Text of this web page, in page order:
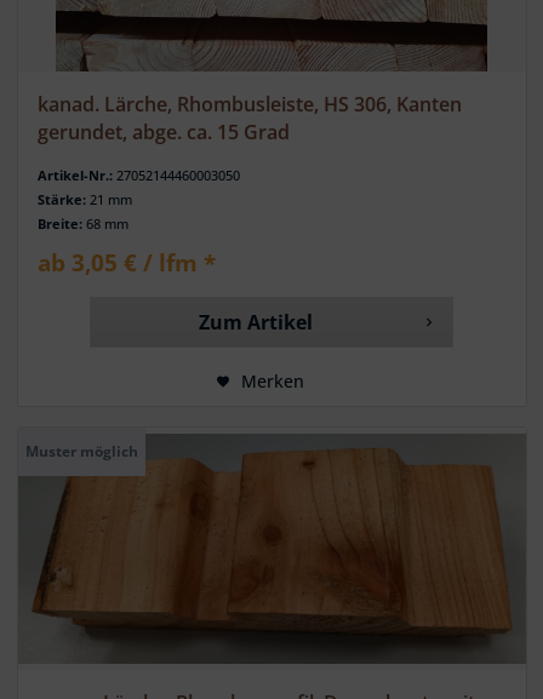
kanad. Lärche, Rhombusleiste, HS 306, Kanten
gerundet, abge. ca. 15 Grad
Artikel-Nr.: 27052144460003050
Stärke: 21 mm
Breite: 68 mm
ab 3,05 € / lfm *
Zum Artikel
Merken
Muster möglich